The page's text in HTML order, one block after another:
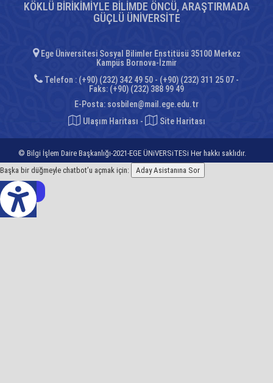
KÖKLÜ BİRİKİMİYLE BİLİMDE ÖNCÜ, ARAŞTIRMADA
GÜÇLÜ ÜNİVERSİTE
Ege Üniversitesi Sosyal Bilimler Enstitüsü 35100 Merkez
Kampüs Bornova-İzmir
Telefon : (+90) (232) 342 49 50 - (+90) (232) 311 25 07 -
Faks: (+90) (232) 388 99 49
E-Posta: sosbilen@mail.ege.edu.tr
Ulaşım Haritası - Site Haritası
© Bilgi İşlem Daire Başkanlığı-2021-EGE ÜNiVERSiTESi Her hakkı saklıdır.
Başka bir düğmeyle chatbot’u açmak için:
Aday Asistanına Sor
Çeviri